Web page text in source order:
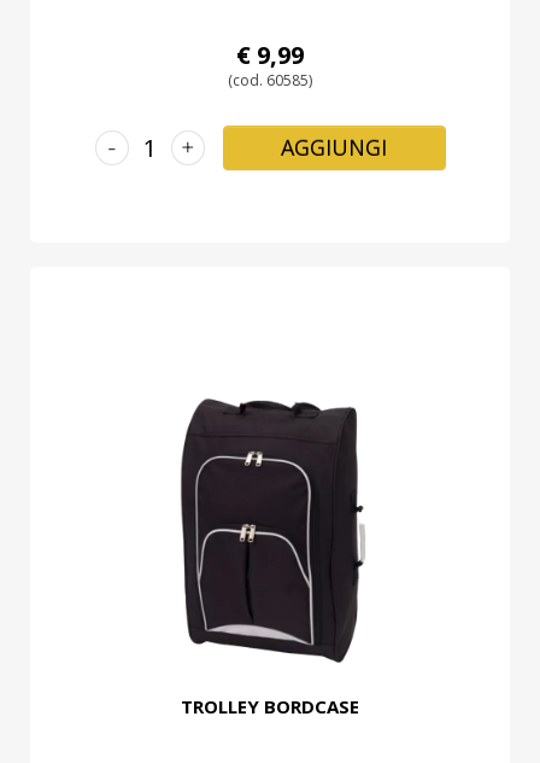
€ 9,99
(cod. 60585)
+
- AGGIUNGI
TROLLEY BORDCASE